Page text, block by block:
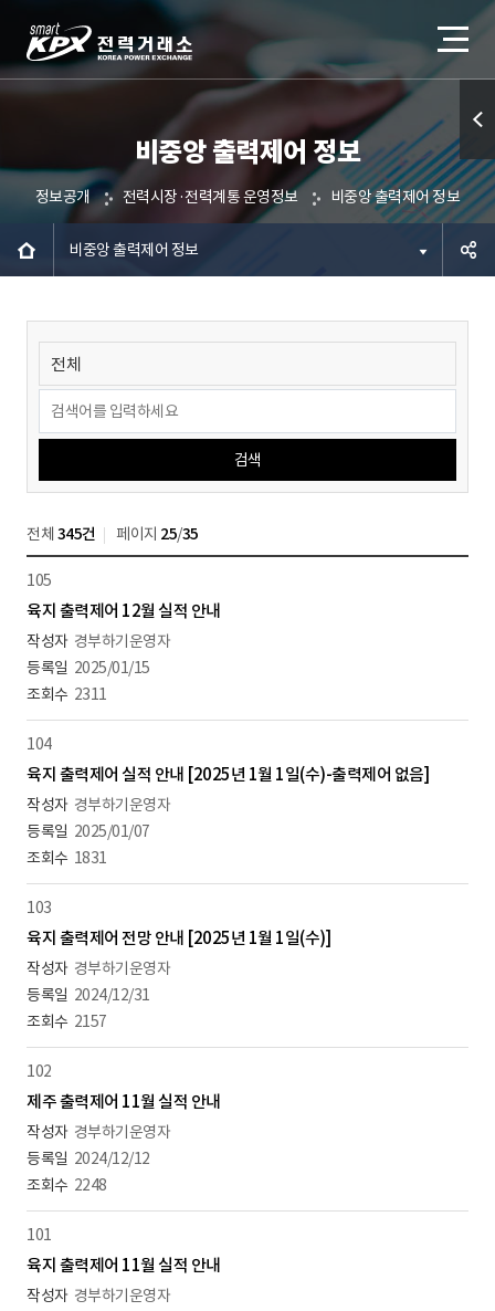
비중앙 출력제어 정보
정보공개 전력시장·전력계통 운영정보 비중앙 출력제어 정보
비중앙 출력제어 정보
검색
전체 345건 페이지 25/35
105
육지 출력제어 12월 실적 안내
경부하기운영자
2025/01/15
2311
104
육지 출력제어 실적 안내 [2025년 1월 1일(수)-출력제어 없음]
경부하기운영자
2025/01/07
1831
103
육지 출력제어 전망 안내 [2025년 1월 1일(수)]
경부하기운영자
2024/12/31
2157
102
제주 출력제어 11월 실적 안내
경부하기운영자
2024/12/12
2248
101
육지 출력제어 11월 실적 안내
경부하기운영자
퀵메
뉴 열
기